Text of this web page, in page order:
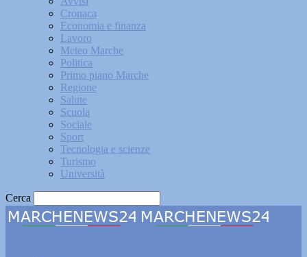
Cronaca
Economia e finanza
Lavoro
Meteo Marche
Politica
Primo piano Marche
Regione
Salute
Scuola
Sociale
Sport
Tecnologia e scienze
Turismo
Università
Cerca